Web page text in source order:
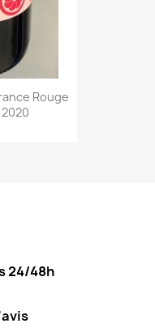
Rouge
24/48h